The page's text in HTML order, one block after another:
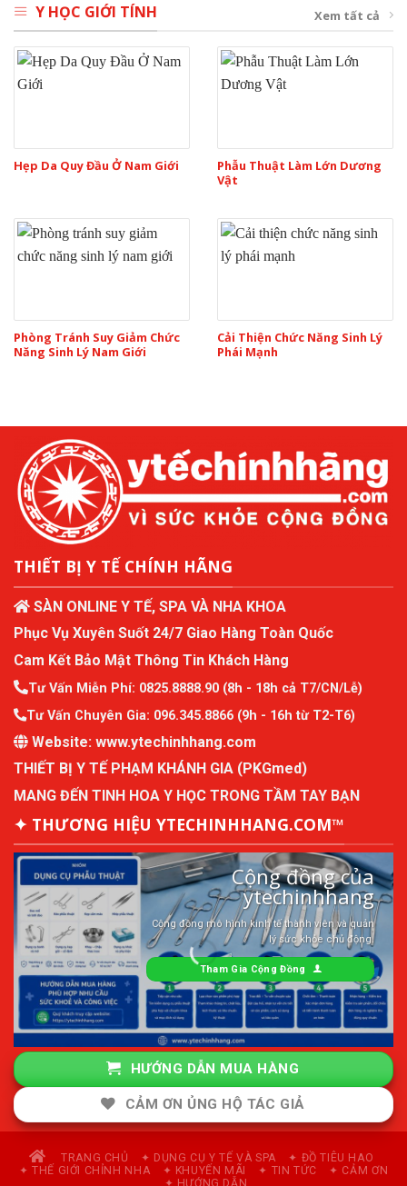
Y HỌC GIỚI TÍNH Xem tất cả
Hẹp Da Quy Đầu Ở Nam Giới
Phẫu Thuật Làm Lớn Dương
Vật
Phòng Tránh Suy Giảm Chức
Năng Sinh Lý Nam Giới
Cải Thiện Chức Năng Sinh Lý
Phái Mạnh
THIẾT BỊ Y TẾ CHÍNH HÃNG
SÀN ONLINE Y TẾ, SPA VÀ NHA KHOA
Phục Vụ Xuyên Suốt 24/7 Giao Hàng Toàn Quốc
Cam Kết Bảo Mật Thông Tin Khách Hàng
Tư Vấn Miễn Phí: 0825.8888.90 (8h - 18h cả T7/CN/Lễ)
Tư Vấn Chuyên Gia: 096.345.8866 (9h - 16h từ T2-T6)
Website: www.ytechinhhang.com
THIẾT BỊ Y TẾ PHẠM KHÁNH GIA (PKGmed)
MANG ĐẾN TINH HOA Y HỌC TRONG TẦM TAY BẠN
✦ THƯƠNG HIỆU YTECHINHHANG.COM™
Cộng đồng của
ytechinhhang
Cộng đồng mô hình kinh tế thành viên và quản
lý sức khỏe chủ động.
Tham Gia Cộng Đồng
HƯỚNG DẪN MUA HÀNG
CẢM ƠN ỦNG HỘ TÁC GIẢ
TRANG CHỦ ✦ DỤNG CỤ Y TẾ VÀ SPA
✦ ĐỒ TIÊU HAO
✦ THẾ GIỚI CHỈNH NHA
✦ KHUYẾN MÃI ✦ TIN TỨC
✦ CẢM ƠN
✦ HƯỚNG DẪN